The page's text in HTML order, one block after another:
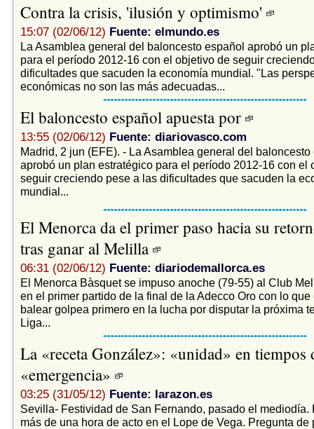
Contra la crisis, 'ilusión y optimismo'
15:07 (02/06/12) Fuente: elmundo.es
La Asamblea general del baloncesto español aprobó un
para el período 2012-16 con el objetivo de seguir
dificultades que sacuden la economía mundial. "Las
económicas no son las más adecuadas...
El baloncesto español apuesta por
13:55 (02/06/12) Fuente: diariovasco.com
Madrid, 2 jun (EFE). - La Asamblea general del baloncesto
aprobó un plan estratégico para el período 2012-16 con el
seguir creciendo pese a las dificultades que sacuden la
mundial...
El Menorca da el primer paso hacia su
tras ganar al Melilla
06:31 (02/06/12) Fuente: diariodemallorca.es
El Menorca Bàsquet se impuso anoche (79-55) al Club
en el primer partido de la final de la Adecco Oro con lo que
balear golpea primero en la lucha por disputar la próxima
Liga...
La «receta González»: «unidad» en tiempos
«emergencia»
03:25 (31/05/12) Fuente: larazon.es
Sevilla- Festividad de San Fernando, pasado el mediodía.
más de una hora de acto en el Lope de Vega. Pregunta de